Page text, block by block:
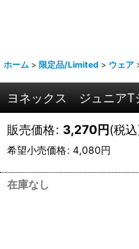
ホーム > 限定品/Limited > ウェア
ヨネックス ジュニア
販売価格: 3,270円(税
希望小売価格: 4,080円
在庫なし